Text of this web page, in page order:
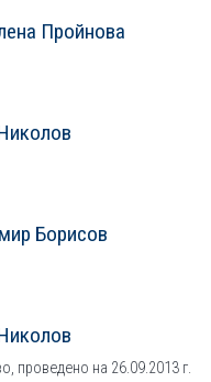
Пройнова
Борисов
проведено на 26.09.2013 г.